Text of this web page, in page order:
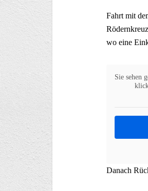
Fahrt mit
wo eine
Sie sehen
Danach